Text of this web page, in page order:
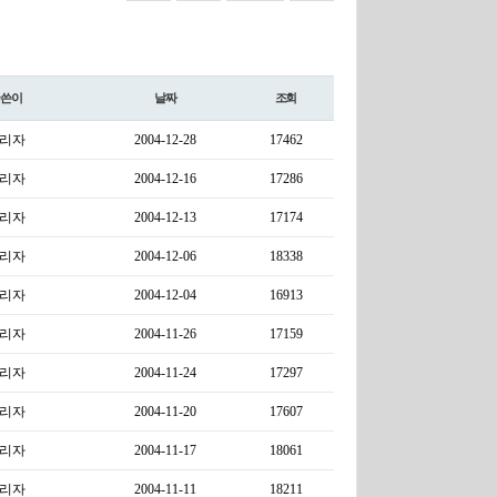
이 날짜 조회
자 2004-12-28 17462
자 2004-12-16 17286
자 2004-12-13 17174
자 2004-12-06 18338
자 2004-12-04 16913
자 2004-11-26 17159
자 2004-11-24 17297
자 2004-11-20 17607
자 2004-11-17 18061
자 2004-11-11 18211